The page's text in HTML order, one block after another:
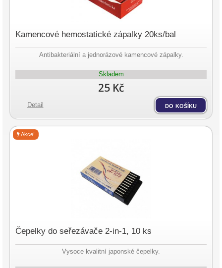
Kamencové hemostatické zápalky 20ks/bal
Antibakteriální a jednorázové kamencové zápalky.
Skladem
25 Kč
Detail do košíku
Čepelky do seřezávače 2-in-1, 10 ks
Vysoce kvalitní japonské čepelky.
Akce!